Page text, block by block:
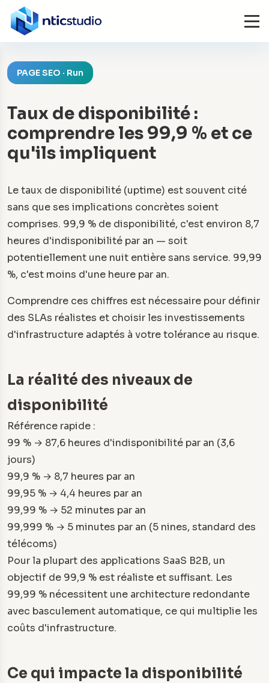
PAGE SEO · Run
Taux de disponibilité :
comprendre les 99,9 % et ce
qu'ils impliquent
Le taux de disponibilité (uptime) est souvent cité
sans que ses implications concrètes soient
comprises. 99,9 % de disponibilité, c'est environ 8,7
heures d'indisponibilité par an — soit
potentiellement une nuit entière sans service. 99,99
%, c'est moins d'une heure par an.
Comprendre ces chiffres est nécessaire pour définir
des SLAs réalistes et choisir les investissements
d'infrastructure adaptés à votre tolérance au risque.
La réalité des niveaux de
disponibilité
Référence rapide :
99 % → 87,6 heures d'indisponibilité par an (3,6
jours)
99,9 % → 8,7 heures par an
99,95 % → 4,4 heures par an
99,99 % → 52 minutes par an
99,999 % → 5 minutes par an (5 nines, standard des
télécoms)
Pour la plupart des applications SaaS B2B, un
objectif de 99,9 % est réaliste et suffisant. Les
99,99 % nécessitent une architecture redondante
avec basculement automatique, ce qui multiplie les
coûts d'infrastructure.
Ce qui impacte la disponibilité